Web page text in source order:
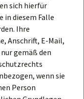
sich hierfür
in diesem Falle
Ihre
Anschrift, E-Mail,
gemäß den
wenn sie
Person